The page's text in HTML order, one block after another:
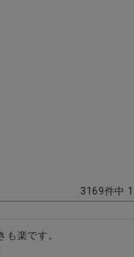
3169件中 1
楽です。